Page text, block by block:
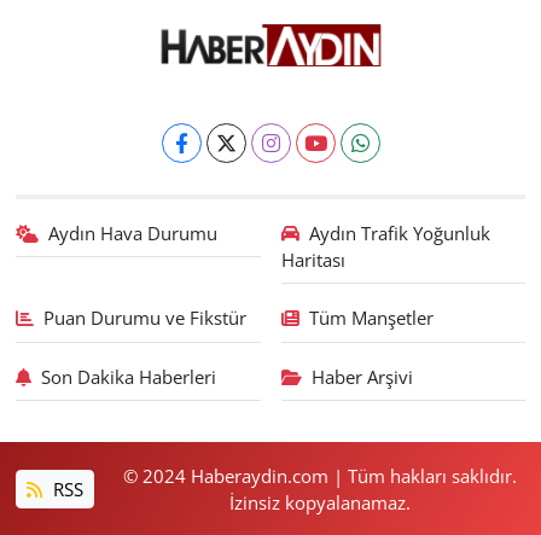
Aydın Hava Durumu
Aydın Trafik Yoğunluk
Haritası
Puan Durumu ve Fikstür Tüm Manşetler
Son Dakika Haberleri Haber Arşivi
RSS
© 2024 Haberaydin.com | Tüm hakları saklıdır.
İzinsiz kopyalanamaz.